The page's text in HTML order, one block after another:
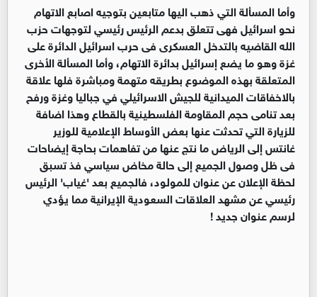
وأما المسألة التي ذهب اليها متابعين بتوجيه اصابع الاتهام
نحو اسرائيل فهى تتعلق بدعم الرئيس رئيسي لتوجهات حزب
الله القاضيه بالتدخل العسكرى فى حرب اسرائيل الدائرة على
غزة وهو ما يضع إسرائيل بدائرة الاتهام، وأما المسألة الأخرى
المتعلقة بهذه الموضوع بطريقه متهمة ومباشرة فلها علاقة
بالاخفاقات الميدانية للجيش الاسرائيلي في جباليا وغزة ورفح
بعد تنامى حجم المقاومة الفلسطينية بالقطاع وهذا اضافة
للزيارة التي تحدثت عنها بعض الأوساط الإعلامية للوزير
غانتس إلى الرياض ما نتج عنها من تفاهمات بحاجة إيضاحات
فى ظل وصول الجميع إلى حالة مخاض سياسي فذ تسبق
لحظة الإعلان عن عنوان للمولود، فالجميع بعد 'غياب' الرئيس
رئيسي عن مشهد العلاقات السعودية الإيرانية مما يؤدي
لرسم عنوان جديد !